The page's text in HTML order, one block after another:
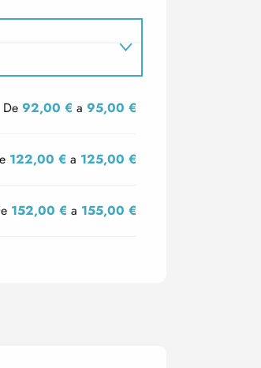
De92,00 € a95,00 €
122,00 € a 125,00 €
152,00 € a 155,00 €